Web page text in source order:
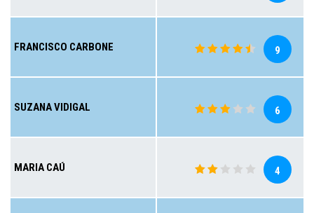
FRANCISCO CARBONE 9
SUZANA VIDIGAL 6
MARIA CAÚ 4